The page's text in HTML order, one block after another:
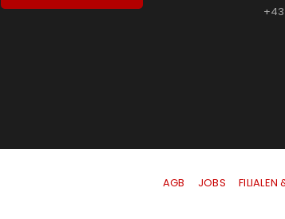
AGB JOBS FILIALEN